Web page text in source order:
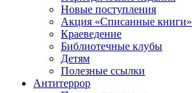
Новые поступления
Акция «Списанные книги»
Краеведение
Библиотечные клубы
Детям
Полезные ссылки
Антитеррор